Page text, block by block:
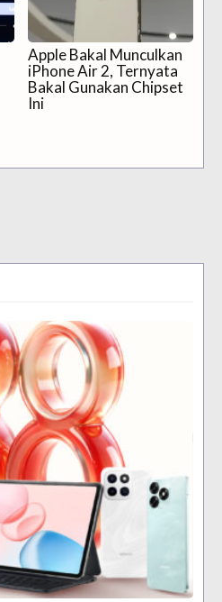
Apple Bakal Munculkan
iPhone Air 2, Ternyata
Bakal Gunakan Chipset
Ini